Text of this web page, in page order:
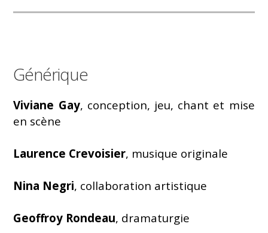
Générique
Viviane Gay, conception, jeu, chant et mise
en scène
Laurence Crevoisier, musique originale
Nina Negri, collaboration artistique
Geoffroy Rondeau, dramaturgie